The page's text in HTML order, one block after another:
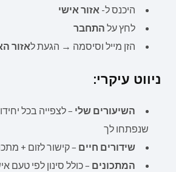
היכנס ל- אזור אישי
לחץ על התחבר
הזן מייל וסיסמה → הגעת לאזור
ניווט עיקרי:
השיעורים שלי – לצפייה בכל
שנפתחו לך
שידורים חיים – קישור לזום +
המתכונים – כולל סינון לפי טעם